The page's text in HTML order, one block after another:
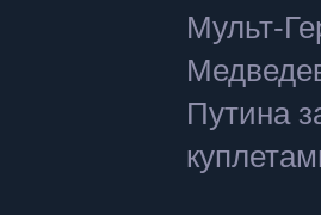
Мульт-
Путина